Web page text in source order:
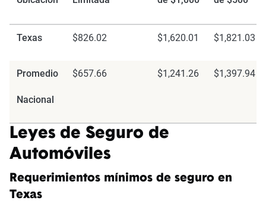
Texas $826.02 $1,620.01 $1,821.03
Promedio
Nacional
$657.66 $1,241.26 $1,397.94
Leyes de Seguro de
Automóviles
Requerimientos mínimos de seguro en
Texas